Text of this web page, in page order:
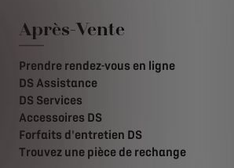
Après-Vente
Prendre rendez-vous en ligne
DS Assistance
DS Services
Accessoires DS
Forfaits d'entretien DS
Trouvez une pièce de rechange